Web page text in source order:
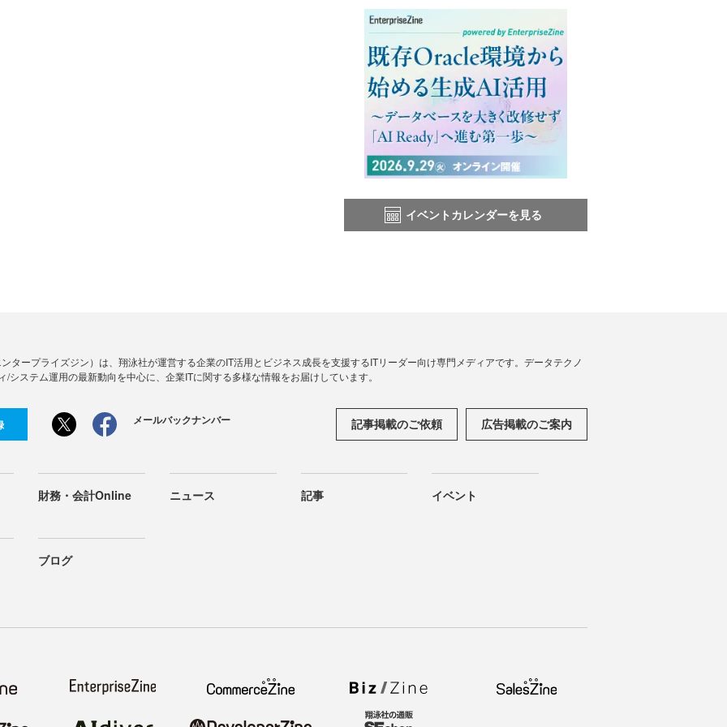
イベントカレンダーを見る
ンタープライズジン）は、翔泳社が運営する企業のIT活用とビジネス成長を支援するITリーダー向け専門メディアです。データテクノ
/システム運用の最新動向を中心に、企業ITに関する多様な情報をお届けしています。
メールバックナンバー 記事掲載のご依頼 広告掲載のご案内
財務・会計Online ニュース 記事 イベント
ブログ